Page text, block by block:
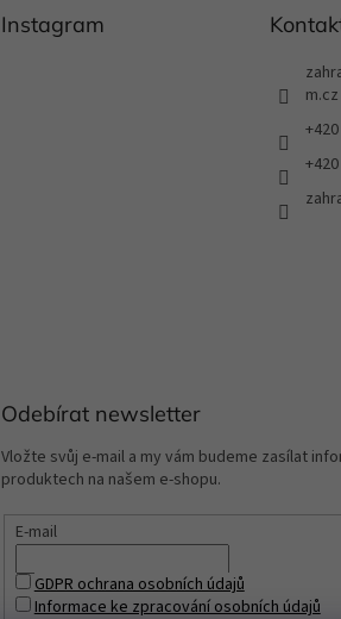
Instagram
m.cz
Odebírat newsletter
Vložte svůj e-mail a my vám budeme zasílat
produktech na našem e-shopu.
E-mail
GDPR ochrana osobních údajů
Informace ke zpracování osobních údajů